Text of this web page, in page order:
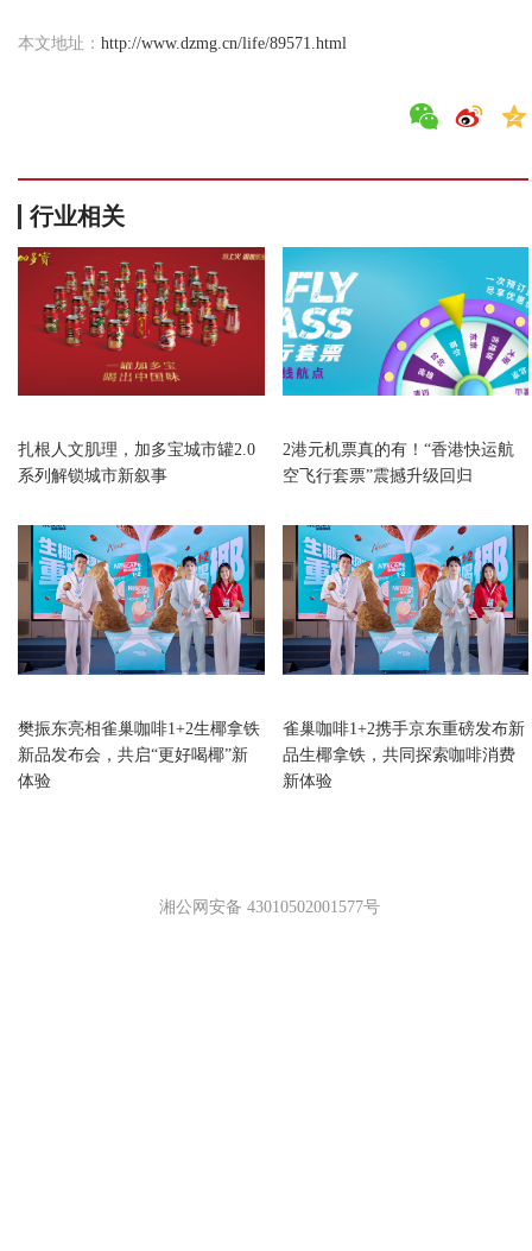
本文地址： http://www.dzmg.cn/life/89571.html
行业相关
扎根人文肌理，加多宝城市罐2.0
系列解锁城市新叙事
2港元机票真的有！“香港快运航
空飞行套票”震撼升级回归
樊振东亮相雀巢咖啡1+2生椰拿铁
新品发布会，共启“更好喝椰”新
体验
雀巢咖啡1+2携手京东重磅发布新
品生椰拿铁，共同探索咖啡消费
新体验
湘公网安备 43010502001577号